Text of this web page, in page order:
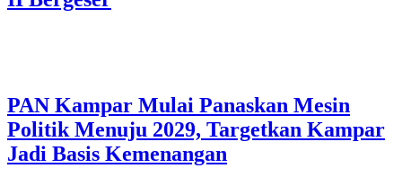
PAN Kampar Mulai Panaskan Mesin
Politik Menuju 2029, Targetkan Kampar
Jadi Basis Kemenangan